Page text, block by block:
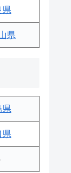
県
県
県
県